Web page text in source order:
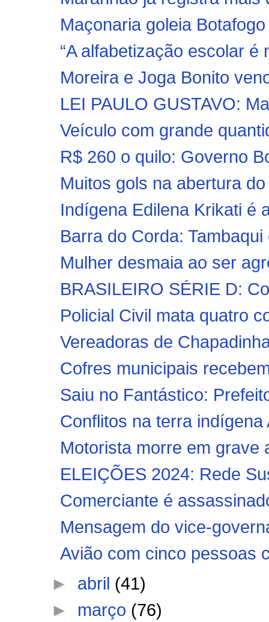
Maçonaria goleia
“A alfabetização escolar é
Moreira e Joga Bonito
LEI PAULO GUSTAVO:
Veículo com grande
R$ 260 o quilo: Governo
Muitos gols na abertura
Indígena Edilena Krikati é
Barra do Corda:
Mulher desmaia ao ser
BRASILEIRO SÉRIE D:
Policial Civil mata quatro
Vereadoras de
Cofres municipais
Saiu no Fantástico:
Conflitos na terra
Motorista morre em grave
ELEIÇÕES 2024: Rede
Comerciante é
Mensagem do vice-
Avião com cinco pessoas
► abril (41)
► março (76)